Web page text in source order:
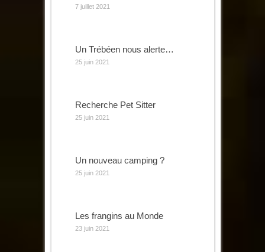
7 juillet 2021
Un Trébéen nous alerte…
25 juin 2021
Recherche Pet Sitter
25 juin 2021
Un nouveau camping ?
25 juin 2021
Les frangins au Monde
23 juin 2021